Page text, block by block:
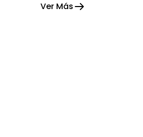
gratitud y fortaleza.
Ver Más